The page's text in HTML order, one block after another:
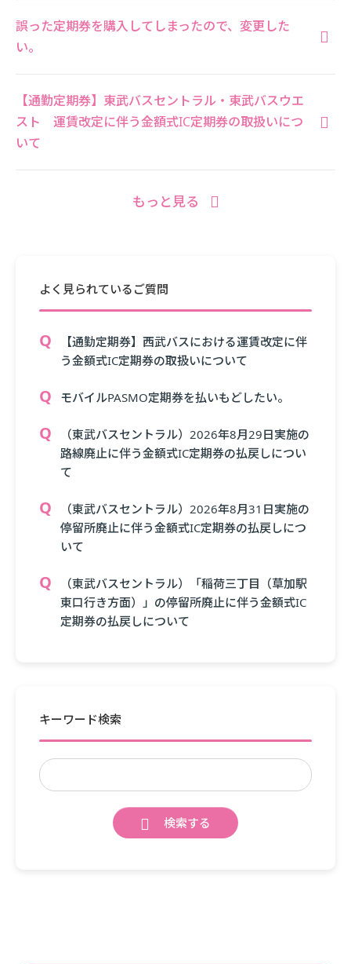
誤った定期券を購入してしまったので、変更した
い。
【通勤定期券】東武バスセントラル・東武バスウエ
スト 運賃改定に伴う金額式IC定期券の取扱いにつ
いて
もっと見る
よく見られているご質問
【通勤定期券】西武バスにおける運賃改定に伴
う金額式IC定期券の取扱いについて
モバイルPASMO定期券を払いもどしたい。
（東武バスセントラル）2026年8月29日実施の
路線廃止に伴う金額式IC定期券の払戻しについ
て
（東武バスセントラル）2026年8月31日実施の
停留所廃止に伴う金額式IC定期券の払戻しにつ
いて
（東武バスセントラル）「稲荷三丁目（草加駅
東口行き方面）」の停留所廃止に伴う金額式IC
定期券の払戻しについて
キーワード検索
検索する